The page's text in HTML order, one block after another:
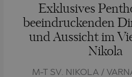
Exklusives
beeindruckenden
und Aussicht im
Nikola
M-T SV. NIKOLA /